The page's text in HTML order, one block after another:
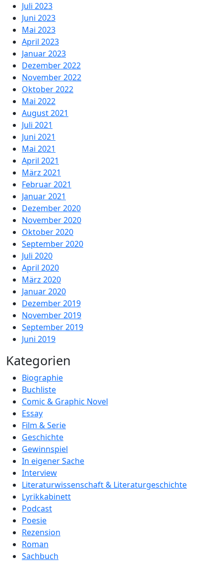
Juli 2023
Juni 2023
Mai 2023
April 2023
Januar 2023
Dezember 2022
November 2022
Oktober 2022
Mai 2022
August 2021
Juli 2021
Juni 2021
Mai 2021
April 2021
März 2021
Februar 2021
Januar 2021
Dezember 2020
November 2020
Oktober 2020
September 2020
Juli 2020
April 2020
März 2020
Januar 2020
Dezember 2019
November 2019
September 2019
Juni 2019
Kategorien
Biographie
Buchliste
Comic & Graphic Novel
Essay
Film & Serie
Geschichte
Gewinnspiel
In eigener Sache
Interview
Literaturwissenschaft & Literaturgeschichte
Lyrikkabinett
Podcast
Poesie
Rezension
Roman
Sachbuch